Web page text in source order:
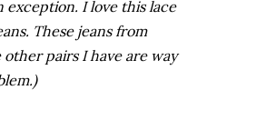
exception. I love this lace
These jeans from
pairs I have are way